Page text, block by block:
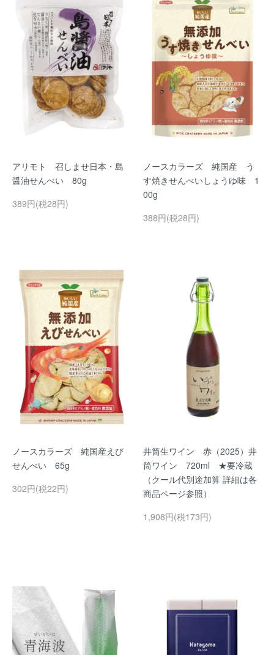
アリモト 召しませ日本・島
醤油せんべい 80g
389円(税28円)
ノースカラーズ 純国産 う
す焼きせんべいしょうゆ味 1
00g
388円(税28円)
ノースカラーズ 純国産えび
せんべい 65g
302円(税22円)
井筒生ワイン 赤（2025）井
筒ワイン 720ml ★要冷蔵
（クール代別途加算 詳細は各
商品ページ参照）
1,908円(税173円)